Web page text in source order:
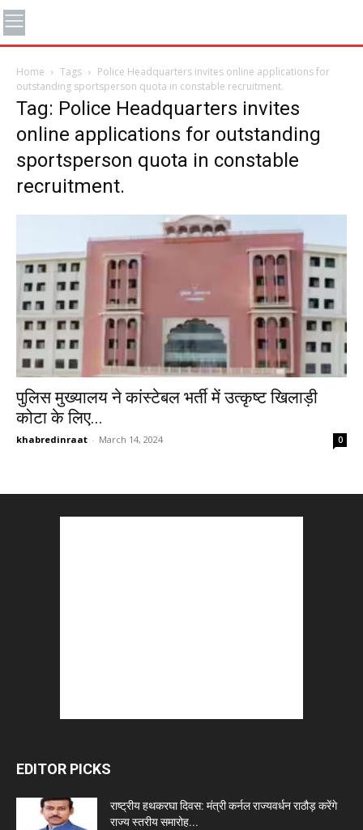
Home Tags
Police Headquarters invites online applications for
outstanding sportsperson quota in constable recruitment.
Tag: Police Headquarters invites
online applications for outstanding
sportsperson quota in constable
recruitment.
पुलिस मुख्यालय ने कांस्टेबल भर्ती में उत्कृष्ट खिलाड़ी
कोटा के लिए...
khabredinraat - March 14, 2024 0
EDITOR PICKS
राष्ट्रीय हथकरघा दिवस: मंत्री कर्नल राज्यवर्धन राठौड़ करेंगे
राज्य स्तरीय समारोह...